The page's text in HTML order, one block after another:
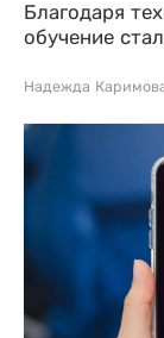
Благодаря
обучение
Надежда